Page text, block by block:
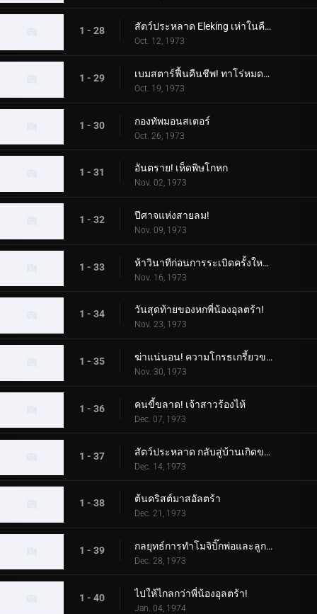
1 - 28 สัตว์ประหลาด Eleking เห่าในคืนพระจันทร์เต็มดวง!
Oct. 12, 1973
1 - 29 เบมสตาร์ฟื้นคืนชีพ! ทาโร่หมดอายุแน่นอน!
Oct. 19, 1973
1 - 30 กองทัพมอนสเตอร์
Oct. 26, 1973
1 - 31 อันตราย! เห็ดพิษโกหก
Nov. 02, 1973
1 - 32 ปีศาจแห่งสายลม!
Nov. 09, 1973
1 - 33 ห้าวินาทีก่อนการระเบิดครั้งใหญ่ของดินแดนอุลตร้า!
Nov. 16, 1973
1 - 34 วันสุดท้ายของหกพี่น้องอุลตร้า!
Nov. 23, 1973
1 - 35 ฆ่าแน่นอน! ความโกรธเกรี้ยวของทาโร่!
Nov. 30, 1973
1 - 36 คนขี้ขลาด! เจ้าสาวร้องไห้
Dec. 07, 1973
1 - 37 สัตว์ประหลาด กลับสู่บ้านเกิดของคุณ!
Dec. 14, 1973
1 - 38 ต้นคริสต์มาสอัลตร้า
Dec. 21, 1973
1 - 39 กลยุทธ์การทำโมจิบิ๊กพ่อและลูกอุลตร้า
Dec. 28, 1973
1 - 40 ไปให้ไกลกว่าพี่น้องอุลตร้า!
Jan. 04, 1974